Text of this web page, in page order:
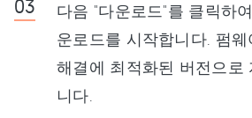
다음 "다운로드"를 클릭하
운로드를 시작합니다. 펌
해결에 최적화된 버전으로
니다.